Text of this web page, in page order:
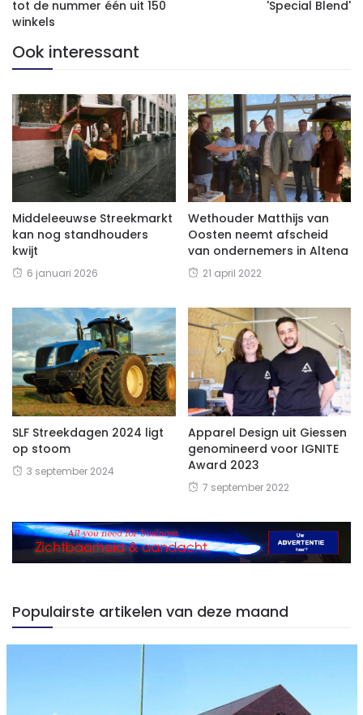
tot de nummer één uit 150
winkels
'Special Blend'
Ook interessant
Middeleeuwse Streekmarkt
kan nog standhouders
kwijt
6 januari 2026
Wethouder Matthijs van
Oosten neemt afscheid
van ondernemers in Altena
21 april 2022
SLF Streekdagen 2024 ligt
op stoom
3 september 2024
Apparel Design uit Giessen
genomineerd voor IGNITE
Award 2023
7 september 2022
Populairste artikelen van deze maand